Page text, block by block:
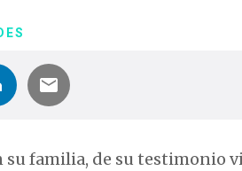
su familia, de su testimonio